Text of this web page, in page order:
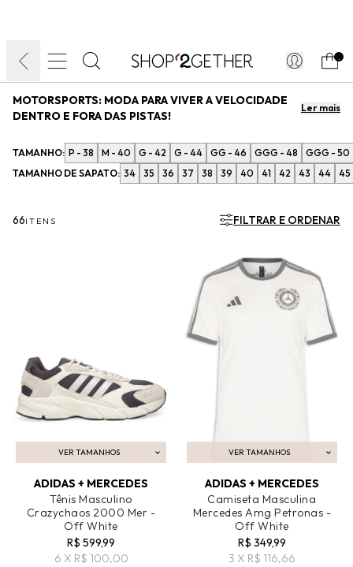
MOTORSPORTS: MODA PARA VIVER A VELOCIDADE
DENTRO E FORA DAS PISTAS!
Ler mais
desejadas da temporada. Roupas inspiradas no automobilismo, tênis,
mochilas, camisetas e bonés que traduzem a estética racing em peças de alto
desempenho e design contemporâneo. A curadoria reúne as melhores collabs
Ler menos
TAMANHO: P - 38 M - 40 G - 42 G - 44 GG - 46 GGG - 48
GGG - 50
TAMANHO DE SAPATO: 34 35 36 37 38 39 40 41 42 43 44 45
66ITENS FILTRAR E ORDENAR
VER TAMANHOS
ADICIONAR AO CARRINHO
ADIDAS + MERCEDES
Tênis Masculino
Crazychaos 2000 Mer -
Off White
R$ 599,99
6 X R$ 100,00
VER TAMANHOS
ADICIONAR AO CARRINHO
ADIDAS + MERCEDES
Camiseta Masculina
Mercedes Amg Petronas -
Off White
R$ 349,99
3 X R$ 116,66